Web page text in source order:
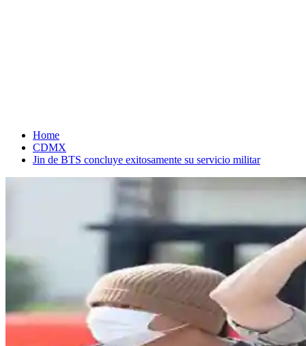
Home
CDMX
Jin de BTS concluye exitosamente su servicio militar